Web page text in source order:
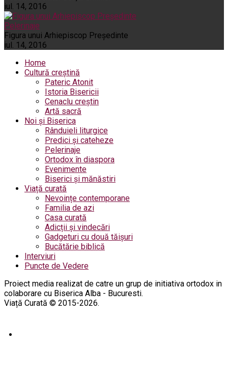
iul. 14, 2016
Pelerinaje
Figura unui Arhiepiscop Preşedinte
iul. 14, 2016
Home
Cultură creștină
Pateric Atonit
Istoria Bisericii
Cenaclu creștin
Artă sacră
Noi și Biserica
Rânduieli liturgice
Predici și cateheze
Pelerinaje
Ortodox în diaspora
Evenimente
Biserici și mănăstiri
Viață curată
Nevoințe contemporane
Familia de azi
Casa curată
Adicții și vindecări
Gadgeturi cu două tăișuri
Bucătărie biblică
Interviuri
Puncte de Vedere
Proiect media realizat de catre un grup de initiativa ortodox in
colaborare cu Biserica Alba - Bucuresti.
Viață Curată © 2015-2026.